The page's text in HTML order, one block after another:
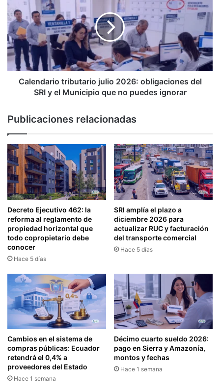
dinero
y
los
29
beneficiarios
julio
2026:
obligaciones
del
SRI
y
el
Municipio
ignorar
Calendario tributario julio 2026: obligaciones del
SRI y el Municipio que no puedes ignorar
Publicaciones relacionadas
Decreto Ejecutivo 462: la
reforma al reglamento de
propiedad horizontal que
todo copropietario debe
conocer
Hace 5 días
SRI amplía el plazo a
diciembre 2026 para
actualizar RUC y facturación
del transporte comercial
Hace 5 días
Cambios en el sistema de
compras públicas: Ecuador
retendrá el 0,4% a
proveedores del Estado
Hace 1 semana
Décimo cuarto sueldo 2026:
pago en Sierra y Amazonía,
montos y fechas
Hace 1 semana